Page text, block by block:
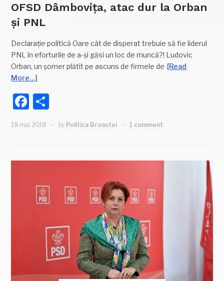
OFSD Dâmbovița, atac dur la Orban
și PNL
Declarație politică Oare cât de disperat trebuie să fie liderul
PNL în eforturile de a-și găsi un loc de muncă?! Ludovic
Orban, un șomer plătit pe ascuns de firmele de [Read
More…]
Facebook
18 mai 2018 by Politica Broastei 1 comment